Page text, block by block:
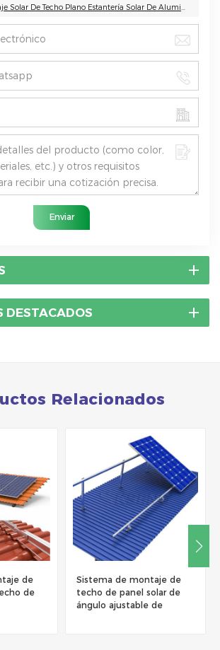
Enviar
DESTACADOS
Relacionados
de
de
Sistema de soporte de
montaje con balasto para
techo plano